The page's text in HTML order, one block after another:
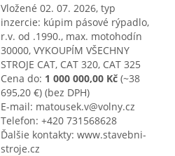
Vložené 02. 07. 2026, typ
inzercie: kúpim pásové rýpadlo,
r.v. od .1990., max. motohodín
30000, VYKOUPÍM VŠECHNY
STROJE CAT, CAT 320, CAT 325
Cena do: 1 000 000,00 Kč (~38
695,20 €) (bez DPH)
E-mail: matousek.v@volny.cz
Telefon: +420 731568628
Ďalšie kontakty: www.stavebni-
stroje.cz